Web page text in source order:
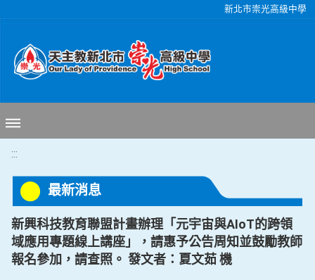
新北市崇光高級中學
:::
最新消息
新興科技教育聯盟計畫辦理「元宇宙與AIoT的跨領
域應用專題線上講座」，請惠予公告周知並鼓勵教師
報名參加，請查照。 發文者：夏文茹 機